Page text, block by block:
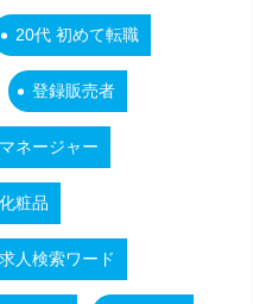
20代 初めて転職
登録販売者
ネージャー
化粧品
人検索ワード